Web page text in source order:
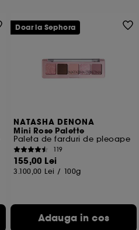
NATASHA DENONA
Mini Rose Palette
Paleta de farduri de pleoape
119
155,00 Lei
3.100,00 Lei / 100g
Adauga in cos
Doar la Sephora